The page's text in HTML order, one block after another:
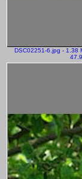
DSC02251-6.jpg - 1.38